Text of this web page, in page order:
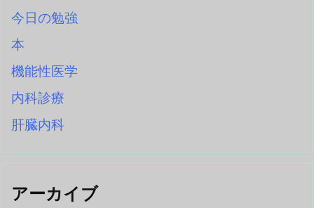
今日の勉強
本
機能性医学
内科診療
肝臓内科
アーカイブ